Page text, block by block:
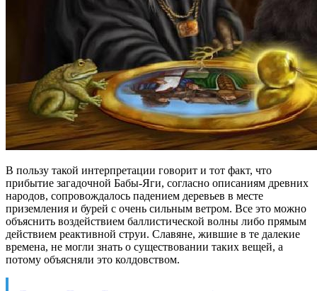
В пользу такой интерпретации говорит и тот факт, что
прибытие загадочной Бабы-Яги, согласно описаниям древних
народов, сопровождалось падением деревьев в месте
приземления и бурей с очень сильным ветром. Все это можно
объяснить воздействием баллистической волны либо прямым
действием реактивной струи. Славяне, жившие в те далекие
времена, не могли знать о существовании таких вещей, а
потому объясняли это колдовством.